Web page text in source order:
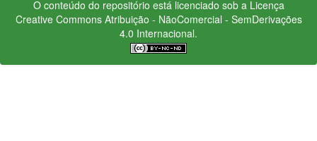
O conteúdo do repositório está licenciado sob a Licença
Creative CommonsAtribuição - NãoComercial - SemDerivações
4.0 Internacional.